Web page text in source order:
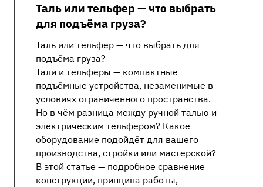
Таль или тельфер — что выбрать
для подъёма груза?
Таль или тельфер — что выбрать для
подъёма груза?
Тали и тельферы — компактные
подъёмные устройства, незаменимые в
условиях ограниченного пространства.
Но в чём разница между ручной талью и
электрическим тельфером? Какое
оборудование подойдёт для вашего
производства, стройки или мастерской?
В этой статье — подробное сравнение
конструкции, принципа работы,